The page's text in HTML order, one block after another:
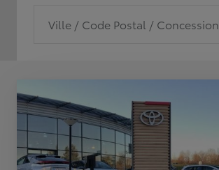
Ville / Code Postal / Concession